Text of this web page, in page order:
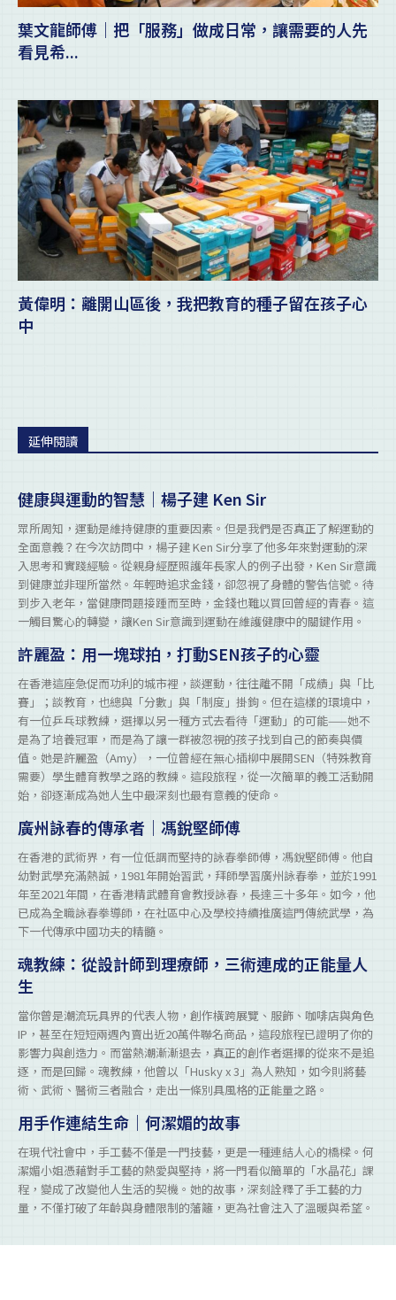
葉文龍師傅｜把「服務」做成日常，讓需要的人先
看見希...
黃偉明：離開山區後，我把教育的種子留在孩子心
中
延伸閱讀
健康與運動的智慧｜楊子建 Ken Sir
眾所周知，運動是維持健康的重要因素。但是我們是否真正了解運動的
全面意義？在今次訪問中，楊子建 Ken Sir分享了他多年來對運動的深
入思考和實踐經驗。從親身經歷照護年長家人的例子出發，Ken Sir意識
到健康並非理所當然。年輕時追求金錢，卻忽視了身體的警告信號。待
到步入老年，當健康問題接踵而至時，金錢也難以買回曾經的青春。這
一觸目驚心的轉變，讓Ken Sir意識到運動在維護健康中的關鍵作用。
許麗盈：用一塊球拍，打動SEN孩子的心靈
在香港這座急促而功利的城市裡，談運動，往往離不開「成績」與「比
賽」；談教育，也總與「分數」與「制度」掛鉤。但在這樣的環境中，
有一位乒乓球教練，選擇以另一種方式去看待「運動」的可能——她不
是為了培養冠軍，而是為了讓一群被忽視的孩子找到自己的節奏與價
值。她是許麗盈（Amy），一位曾經在無心插柳中展開SEN（特殊教育
需要）學生體育教學之路的教練。這段旅程，從一次簡單的義工活動開
始，卻逐漸成為她人生中最深刻也最有意義的使命。
廣州詠春的傳承者｜馮銳堅師傅
在香港的武術界，有一位低調而堅持的詠春拳師傅，馮銳堅師傅。他自
幼對武學充滿熱誠，1981年開始習武，拜師學習廣州詠春拳，並於1991
年至2021年間，在香港精武體育會教授詠春，長達三十多年。如今，他
已成為全職詠春拳導師，在社區中心及學校持續推廣這門傳統武學，為
下一代傳承中國功夫的精髓。
魂教練：從設計師到理療師，三術連成的正能量人
生
當你曾是潮流玩具界的代表人物，創作橫跨展覽、服飾、咖啡店與角色
IP，甚至在短短兩週內賣出近20萬件聯名商品，這段旅程已證明了你的
影響力與創造力。而當熱潮漸漸退去，真正的創作者選擇的從來不是追
逐，而是回歸。魂教練，他曾以「Husky x 3」為人熟知，如今則將藝
術、武術、醫術三者融合，走出一條別具風格的正能量之路。
用手作連結生命｜何潔媚的故事
在現代社會中，手工藝不僅是一門技藝，更是一種連結人心的橋樑。何
潔媚小姐憑藉對手工藝的熱愛與堅持，將一門看似簡單的「水晶花」課
程，變成了改變他人生活的契機。她的故事，深刻詮釋了手工藝的力
量，不僅打破了年齡與身體限制的藩籬，更為社會注入了溫暖與希望。